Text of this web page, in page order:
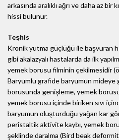
arkasında aralıklı ağrı ve daha az bir
hissi bulunur.
Teşhis
Kronik yutma güçlüğü ile başvuran
gibi akalazyalı hastalarda da ilk
yemek borusu filminin çekilmesidir
Baryumlu grafide baryumun mideye
borusunda genişleme, yemek
yemek borusu içinde biriken sıvı
baryumun oluşturduğu yağan kar
peristaltik aktivite kaybı, yemek
şeklinde daralma (Bird beak